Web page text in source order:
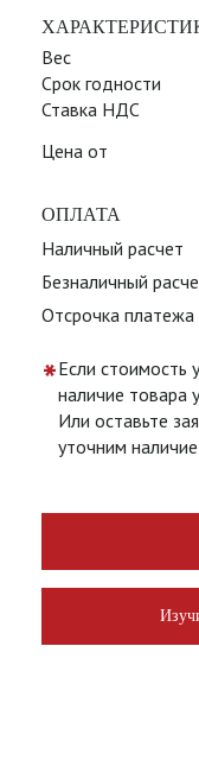
Вес
Срок годности
Ставка НДС
Цена от
ОПЛАТА
Наличный расчет
Безналичный
Отсрочка платежа
*Если стоимость
наличие товара
Или оставьте
уточним